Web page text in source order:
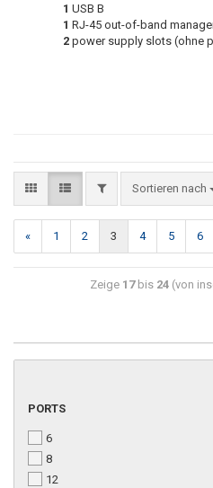
1 USB B
1 RJ-45 out-of-band
2 power supply slots (ohne
Sortieren nach
« 1 2 3 4 5 6
Zeige 17bis 24(von
PORTS
6
8
12